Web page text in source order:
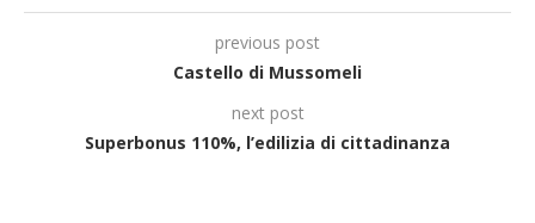
previous post
Castello di Mussomeli
next post
Superbonus 110%, l’edilizia di cittadinanza